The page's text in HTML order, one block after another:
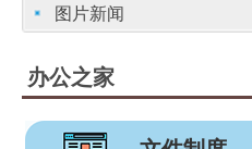
图片新闻
办公之家